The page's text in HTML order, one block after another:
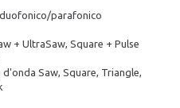
parafonico
+ UltraSaw, Square + Pulse
Saw, Square, Triangle,